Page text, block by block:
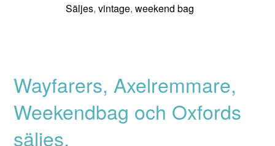
Säljes,vintage,weekend bag
Wayfarers, Axelremmare,
Weekendbag och Oxfords
säljes.